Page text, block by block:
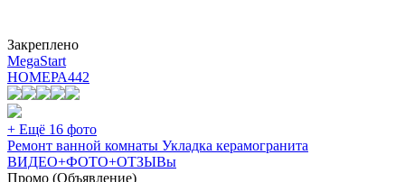
Закреплено
MegaStart
НОМЕРА442
+ Ещё 16 фото
Ремонт ванной комнаты Укладка керамогранита
ВИДЕО+ФОТО+ОТЗЫВы
Промо (Объявление)